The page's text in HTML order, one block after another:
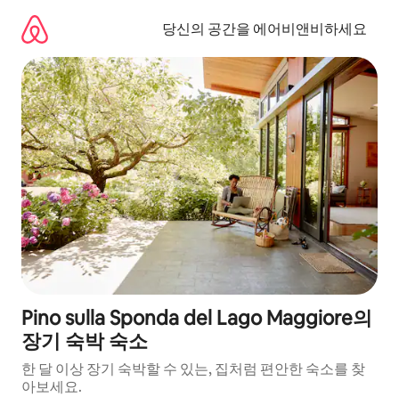
당신의 공간을 에어비앤비하세요
Pino sulla Sponda del Lago Maggiore의
장기 숙박 숙소
한 달 이상 장기 숙박할 수 있는, 집처럼 편안한 숙소를 찾
아보세요.